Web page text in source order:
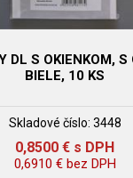
DL S OKIENKOM, S
BIELE, 10 KS
Skladové číslo: 3448
0,8500 € s DPH
0,6910 €bez DPH